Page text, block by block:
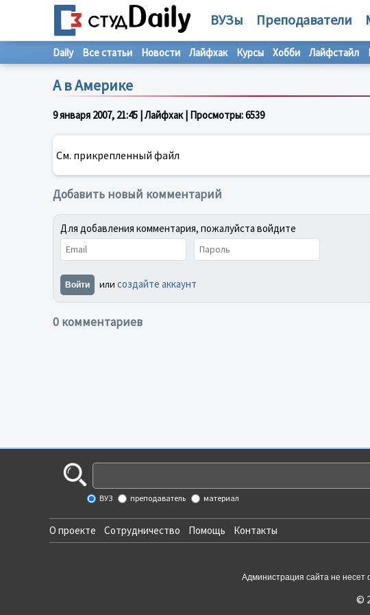
ВУЗы Преподаватели
А в Америке
9 января 2007, 21:45 | Лайфхак | Просмотры:6539
Daily Все статьи Новости Лайфхак Курсы Хобби Лайфстайл
См. прикрепленный файл
Добавить новый комментарий
Для добавления комментария, пожалуйста войдите
Войти или создайте аккаунт
0 комментариев
ВУЗ преподаватель материал
О проекте Сотрудничество Помощь Контакты
Администрация сайта не
©